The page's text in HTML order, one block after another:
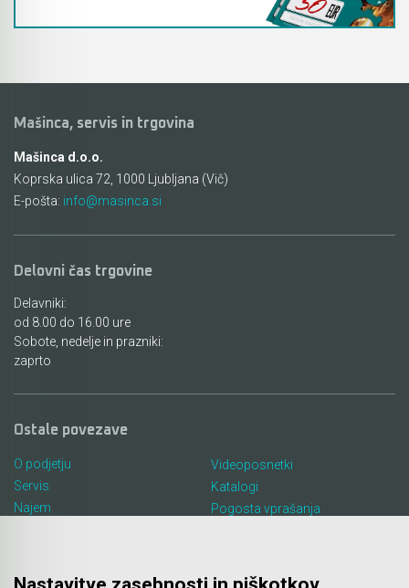
Mašinca, servis in trgovina
Mašinca d.o.o.
Koprska ulica 72, 1000 Ljubljana (Vič)
E-pošta: info@masinca.si
Delovni čas trgovine
Delavniki:
od 8.00 do 16.00 ure
Sobote, nedelje in prazniki:
zaprto
Ostale povezave
O podjetju
Servis
Najem
Videoposnetki
Katalogi
Pogosta vprašanja